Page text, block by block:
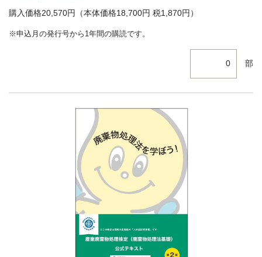
購入価格20,570円（本体価格18,700円 税1,870円）
※申込月の発行号から1年間の購読です。
部